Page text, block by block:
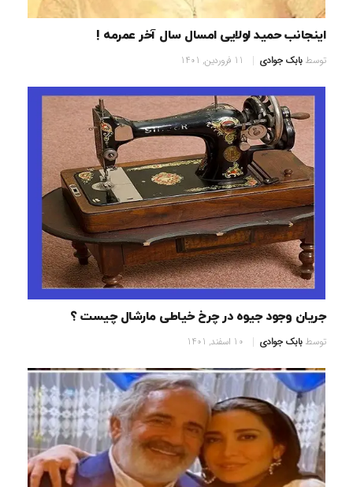
اینجانب حمید لولایی امسال سال آخر عمرمه !
توسطبابک جوادی 11 فروردین, 1401
جریان وجود جیوه در چرخ خیاطی مارشال چیست ؟
توسطبابک جوادی 10 اسفند, 1401